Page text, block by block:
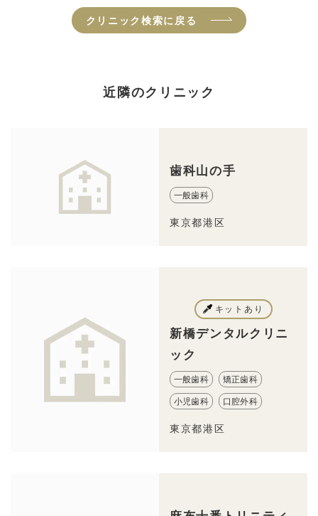
クリニック検索に戻る
近隣のクリニック
歯科山の手
一般歯科
東京都港区
キットあり
新橋デンタルクリニ
ック
一般歯科 矯正歯科
小児歯科 口腔外科
東京都港区